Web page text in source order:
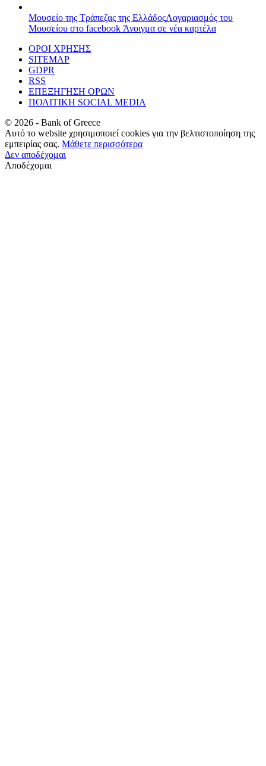
Μουσείο της Τράπεζας της ΕλλάδοςΛογαριασμός του
Μουσείου στο facebook Άνοιγμα σε νέα καρτέλα
ΟΡΟΙ ΧΡΗΣΗΣ
SITEMAP
GDPR
RSS
ΕΠΕΞΗΓΗΣΗ ΟΡΩΝ
ΠΟΛΙΤΙΚΗ SOCIAL MEDIA
© 2026 - Bank of Greece
Αυτό το website χρησιμοποιεί cookies για την βελτιστοποίηση της
εμπειρίας σας. Μάθετε περισσότερα
Δεν αποδέχομαι
Αποδέχομαι